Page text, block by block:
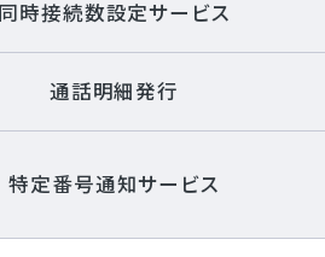
同時接続数設定サービス
通話明細発行
特定番号通知サービス